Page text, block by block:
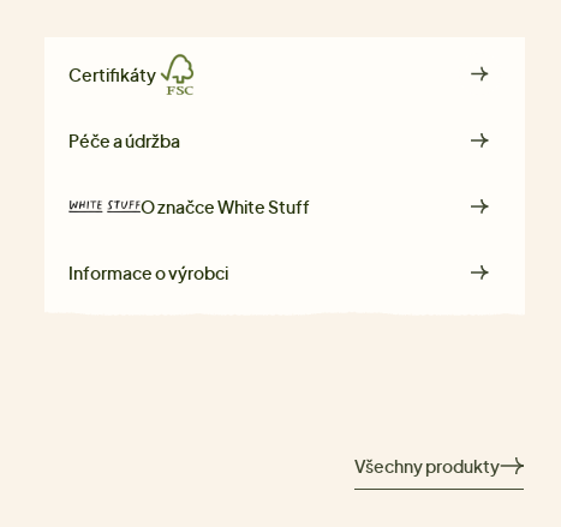
Certifikáty
Péče a údržba
O značceWhite Stuff
Informace o výrobci
Všechny produkty